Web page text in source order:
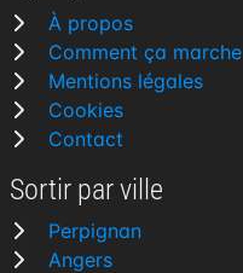
À propos
Comment ça marche
Mentions légales
Cookies
Contact
Sortir par ville
Perpignan
Angers